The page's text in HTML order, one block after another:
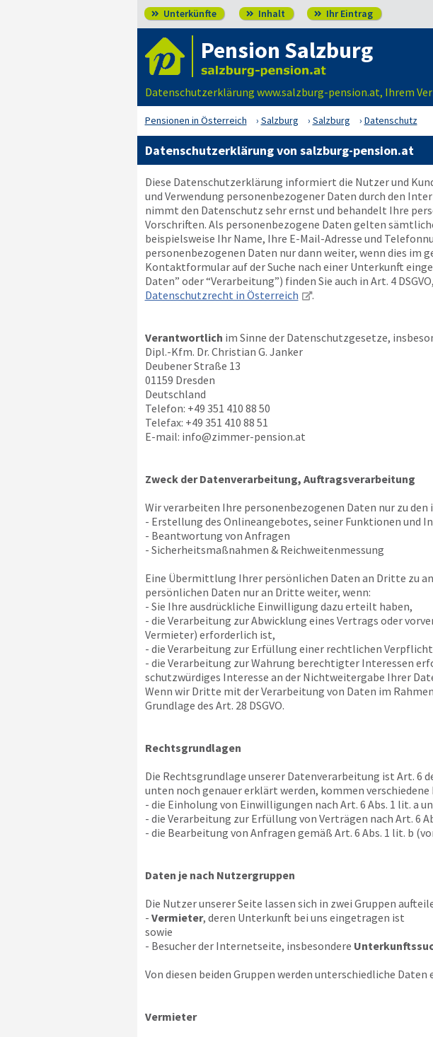
 Unterkünfte  Inhalt  Ihr Eintrag
Pension Salzburg
Datenschutzerklärung www.salzburg-pension.at, Ihrem
Pensionen in Österreich Salzburg Salzburg Datenschutz
Datenschutzerklärung von salzburg-pension.at
Diese Datenschutzerklärung informiert die Nutzer und
und Verwendung personenbezogener Daten durch den
nimmt den Datenschutz sehr ernst und behandelt Ihre
Vorschriften. Als personenbezogene Daten gelten
beispielsweise Ihr Name, Ihre E-Mail-Adresse und
personenbezogenen Daten nur dann weiter, wenn dies im
Kontaktformular auf der Suche nach einer Unterkunft
Daten” oder “Verarbeitung”) finden Sie auch in Art. 4
Datenschutzrecht in Österreich
.
Verantwortlich im Sinne der Datenschutzgesetze,
Dipl.-Kfm. Dr. Christian G. Janker
Deubener Straße 13
01159 Dresden
Deutschland
Telefon: +49 351 410 88 50
Telefax: +49 351 410 88 51
E-mail: info@zimmer-pension.at
Zweck der Datenverarbeitung, Auftragsverarbeitung
Wir verarbeiten Ihre personenbezogenen Daten nur zu
- Erstellung des Onlineangebotes, seiner Funktionen und
- Beantwortung von Anfragen
- Sicherheitsmaßnahmen & Reichweitenmessung
Eine Übermittlung Ihrer persönlichen Daten an Dritte zu
persönlichen Daten nur an Dritte weiter, wenn:
- Sie Ihre ausdrückliche Einwilligung dazu erteilt haben,
- die Verarbeitung zur Abwicklung eines Vertrags oder
Vermieter) erforderlich ist,
- die Verarbeitung zur Erfüllung einer rechtlichen
- die Verarbeitung zur Wahrung berechtigter Interessen
schutzwürdiges Interesse an der Nichtweitergabe Ihrer
Wenn wir Dritte mit der Verarbeitung von Daten im
Grundlage des Art. 28 DSGVO.
Rechtsgrundlagen
Die Rechtsgrundlage unserer Datenverarbeitung ist Art. 6
unten noch genauer erklärt werden, kommen
- die Einholung von Einwilligungen nach Art. 6 Abs. 1 lit. a
- die Verarbeitung zur Erfüllung von Verträgen nach Art. 6
- die Bearbeitung von Anfragen gemäß Art. 6 Abs. 1 lit. b
Daten je nach Nutzergruppen
Die Nutzer unserer Seite lassen sich in zwei Gruppen
- Vermieter, deren Unterkunft bei uns eingetragen ist
sowie
- Besucher der Internetseite, insbesondere
Von diesen beiden Gruppen werden unterschiedliche
Vermieter